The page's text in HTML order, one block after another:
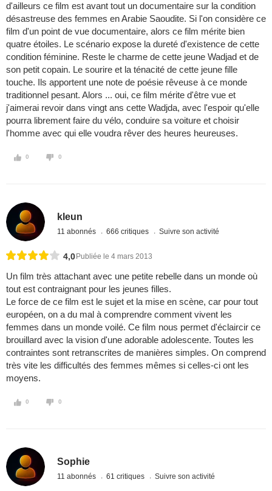
d'ailleurs ce film est avant tout un documentaire sur la condition
désastreuse des femmes en Arabie Saoudite. Si l'on considère ce
film d'un point de vue documentaire, alors ce film mérite bien
quatre étoiles. Le scénario expose la dureté d'existence de cette
condition féminine. Reste le charme de cette jeune Wadjad et de
son petit copain. Le sourire et la ténacité de cette jeune fille
touche. Ils apportent une note de poésie rêveuse à ce monde
traditionnel pesant. Alors ... oui, ce film mérite d'être vue et
j'aimerai revoir dans vingt ans cette Wadjda, avec l'espoir qu'elle
pourra librement faire du vélo, conduire sa voiture et choisir
l'homme avec qui elle voudra rêver des heures heureuses.
0 0
kleun
11 abonnés 666 critiques Suivre son activité
4,0 Publiée le 4 mars 2013
Un film très attachant avec une petite rebelle dans un monde où
tout est contraignant pour les jeunes filles.
Le force de ce film est le sujet et la mise en scène, car pour tout
européen, on a du mal à comprendre comment vivent les
femmes dans un monde voilé. Ce film nous permet d'éclaircir ce
brouillard avec la vision d'une adorable adolescente. Toutes les
contraintes sont retranscrites de manières simples. On comprend
très vite les difficultés des femmes mêmes si celles-ci ont les
moyens.
0 0
Sophie
11 abonnés 61 critiques Suivre son activité